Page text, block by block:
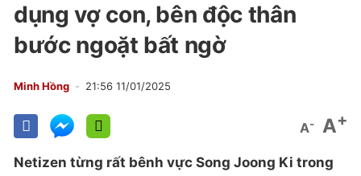
dụng vợ con, bên độc thân
bước ngoặt bất ngờ
Minh Hồng 21:56 11/01/2025
A- A+
Netizen từng rất bênh vực Song Joong Ki trong